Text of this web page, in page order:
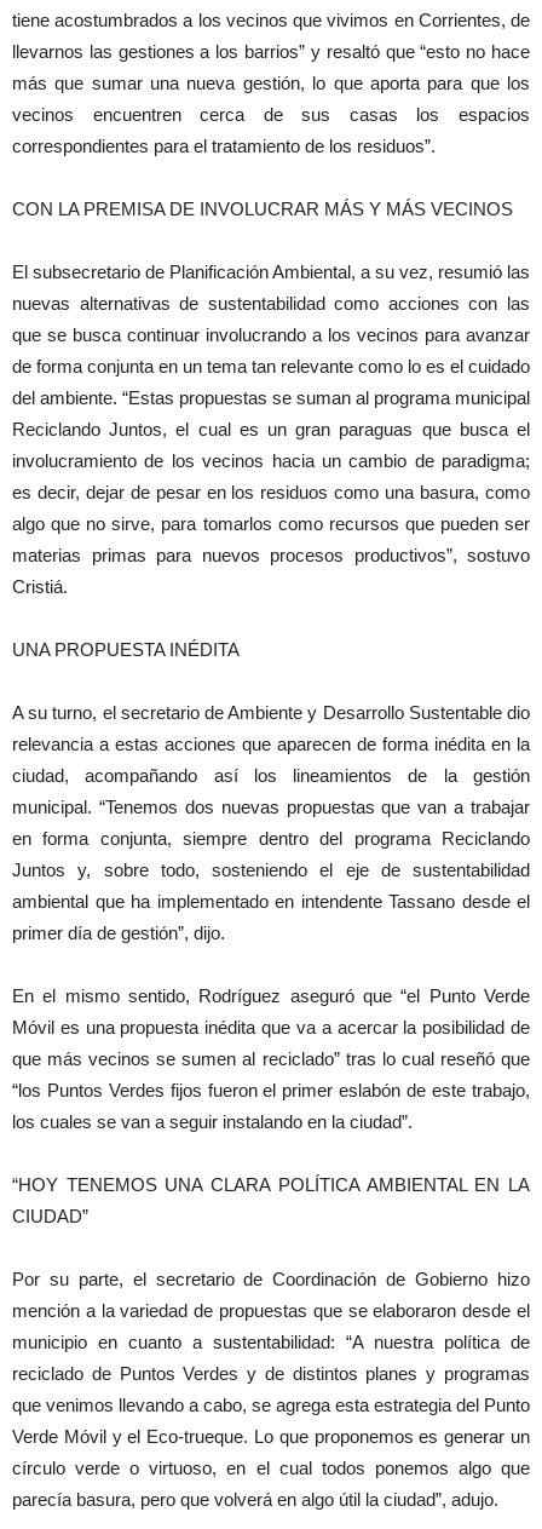
tiene acostumbrados a los vecinos que vivimos en Corrientes, de
llevarnos las gestiones a los barrios” y resaltó que “esto no hace
más que sumar una nueva gestión, lo que aporta para que los
vecinos encuentren cerca de sus casas los espacios
correspondientes para el tratamiento de los residuos”.
CON LA PREMISA DE INVOLUCRAR MÁS Y MÁS VECINOS
El subsecretario de Planificación Ambiental, a su vez, resumió las
nuevas alternativas de sustentabilidad como acciones con las
que se busca continuar involucrando a los vecinos para avanzar
de forma conjunta en un tema tan relevante como lo es el cuidado
del ambiente. “Estas propuestas se suman al programa municipal
Reciclando Juntos, el cual es un gran paraguas que busca el
involucramiento de los vecinos hacia un cambio de paradigma;
es decir, dejar de pesar en los residuos como una basura, como
algo que no sirve, para tomarlos como recursos que pueden ser
materias primas para nuevos procesos productivos”, sostuvo
Cristiá.
UNA PROPUESTA INÉDITA
A su turno, el secretario de Ambiente y Desarrollo Sustentable dio
relevancia a estas acciones que aparecen de forma inédita en la
ciudad, acompañando así los lineamientos de la gestión
municipal. “Tenemos dos nuevas propuestas que van a trabajar
en forma conjunta, siempre dentro del programa Reciclando
Juntos y, sobre todo, sosteniendo el eje de sustentabilidad
ambiental que ha implementado en intendente Tassano desde el
primer día de gestión”, dijo.
En el mismo sentido, Rodríguez aseguró que “el Punto Verde
Móvil es una propuesta inédita que va a acercar la posibilidad de
que más vecinos se sumen al reciclado” tras lo cual reseñó que
“los Puntos Verdes fijos fueron el primer eslabón de este trabajo,
los cuales se van a seguir instalando en la ciudad”.
“HOY TENEMOS UNA CLARA POLÍTICA AMBIENTAL EN LA
CIUDAD”
Por su parte, el secretario de Coordinación de Gobierno hizo
mención a la variedad de propuestas que se elaboraron desde el
municipio en cuanto a sustentabilidad: “A nuestra política de
reciclado de Puntos Verdes y de distintos planes y programas
que venimos llevando a cabo, se agrega esta estrategia del Punto
Verde Móvil y el Eco-trueque. Lo que proponemos es generar un
círculo verde o virtuoso, en el cual todos ponemos algo que
parecía basura, pero que volverá en algo útil la ciudad”, adujo.